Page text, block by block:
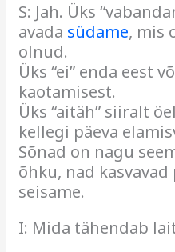
S: Jah. Üks
avada südame, mis
olnud.
Üks “ei” enda eest
kaotamisest.
Üks “aitäh” siiralt
kellegi päeva
Sõnad on nagu
õhku, nad
seisame.
I: Mida tähendab